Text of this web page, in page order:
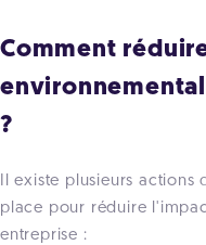
Comment
?
Il existe plusieurs
place pour réduire
entreprise :